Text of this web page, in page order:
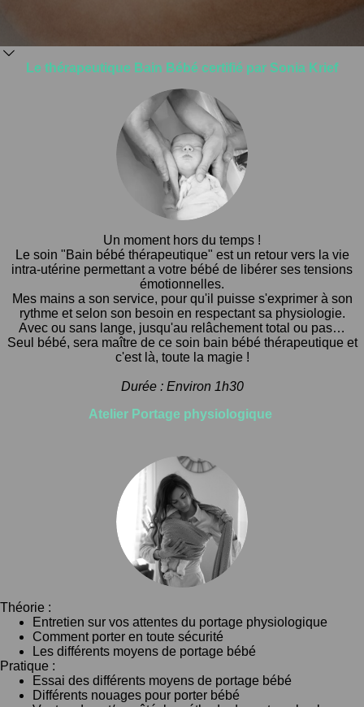
Le thérapeutique Bain Bébé certifié par Sonia Krief
Un moment hors du temps !
Le soin "Bain bébé thérapeutique" est un retour vers la vie
intra-utérine permettant a votre bébé de libérer ses tensions
émotionnelles.
Mes mains a son service, pour qu'il puisse s'exprimer à son
rythme et selon son besoin en respectant sa physiologie.
Avec ou sans lange, jusqu'au relâchement total ou pas…
Seul bébé, sera maître de ce soin bain bébé thérapeutique et
c'est là, toute la magie !
Durée : Environ 1h30
Atelier Portage physiologique
Théorie :
Entretien sur vos attentes du portage physiologique
Comment porter en toute sécurité
Les différents moyens de portage bébé
Pratique :
Essai des différents moyens de portage bébé
Différents nouages pour porter bébé